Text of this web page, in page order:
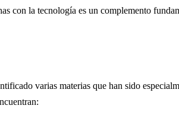
con la tecnología es un complemento
varias materias que han sido